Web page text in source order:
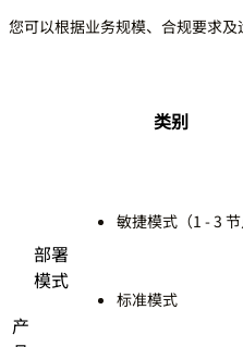
您可以根据业务规模、合规要求
类别
产
部署
模式
敏捷模式（1 - 3 节
标准模式